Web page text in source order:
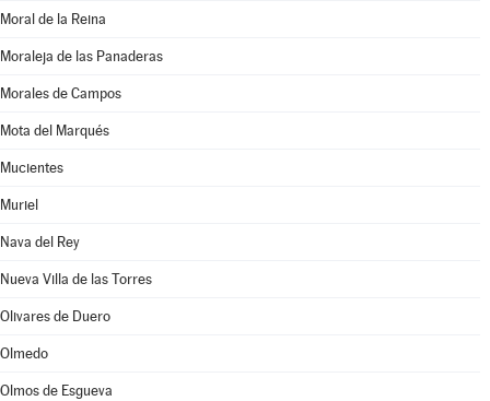
Moral de la Reina
Moraleja de las Panaderas
Morales de Campos
Mota del Marqués
Mucientes
Muriel
Nava del Rey
Nueva Villa de las Torres
Olivares de Duero
Olmedo
Olmos de Esgueva